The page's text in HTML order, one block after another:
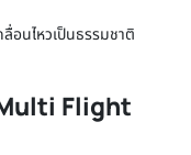
อนไหวเป็นธรรมชาติ
Flight